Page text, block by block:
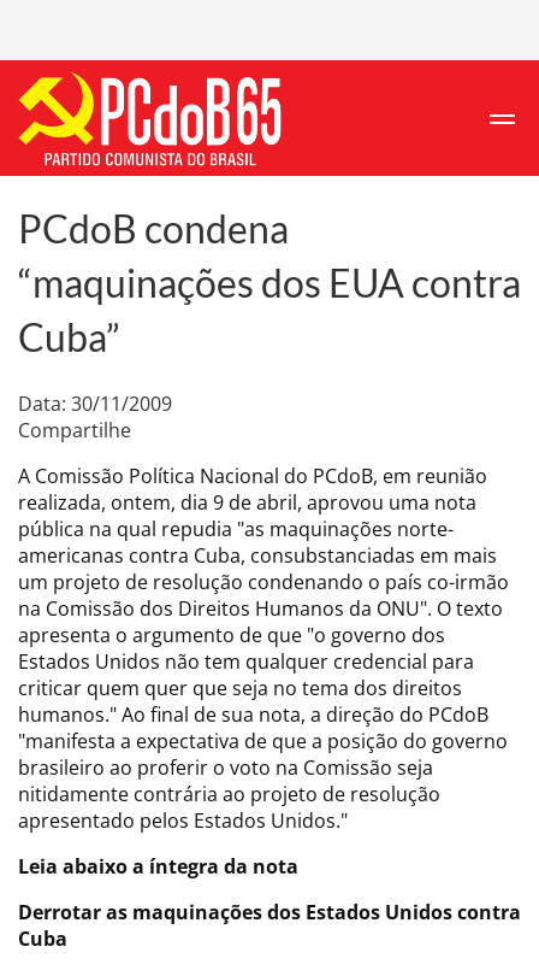
PCdoB condena
“maquinações dos EUA contra
Cuba”
Data: 30/11/2009
Compartilhe
A Comissão Política Nacional do PCdoB, em reunião
realizada, ontem, dia 9 de abril, aprovou uma nota
pública na qual repudia "as maquinações norte-
americanas contra Cuba, consubstanciadas em mais
um projeto de resolução condenando o país co-irmão
na Comissão dos Direitos Humanos da ONU". O texto
apresenta o argumento de que "o governo dos
Estados Unidos não tem qualquer credencial para
criticar quem quer que seja no tema dos direitos
humanos." Ao final de sua nota, a direção do PCdoB
"manifesta a expectativa de que a posição do governo
brasileiro ao proferir o voto na Comissão seja
nitidamente contrária ao projeto de resolução
apresentado pelos Estados Unidos."
Leia abaixo a íntegra da nota
Derrotar as maquinações dos Estados Unidos contra
Cuba